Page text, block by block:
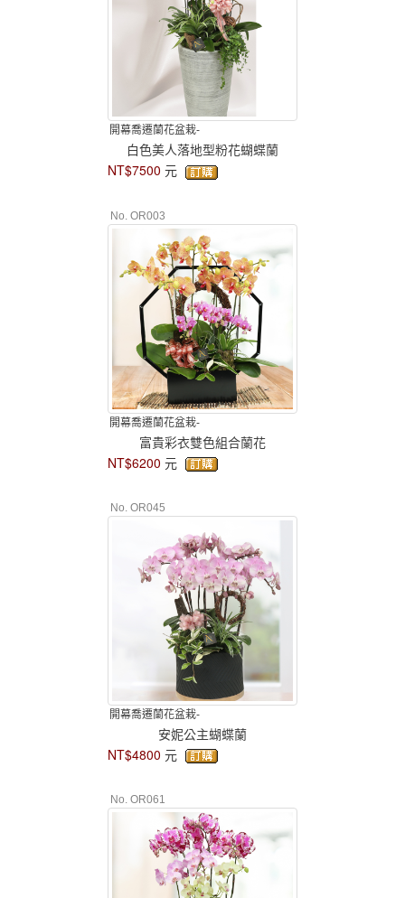
開幕喬遷蘭花盆栽-
白色美人落地型粉花蝴蝶蘭
NT$7500 元
No. OR003
開幕喬遷蘭花盆栽-
富貴彩衣雙色組合蘭花
NT$6200 元
No. OR045
開幕喬遷蘭花盆栽-
安妮公主蝴蝶蘭
NT$4800 元
No. OR061